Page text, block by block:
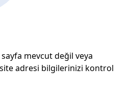
mevcut değil veya
site adresi bilgilerinizi kontrol